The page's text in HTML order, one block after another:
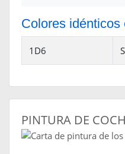
Colores idénticos
1D6
PINTURA DE